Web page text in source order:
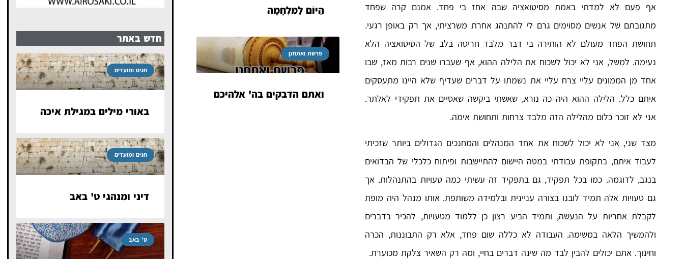
אף פעם לא למדתי באמת מסיטואציה שבה אחז בי פחד. אמנם קרה שפחד
מתגובתם של אנשים מסוימים גרם לי להתנהג אחרת משרציתי, אך רק באופן רגעי.
תחושת הפחד מעולם לא הותירה בי דבר מלבד חריטה בלב של הסיטואציה הלא
נעימה. למשל, אני לא יכול לשכוח את הלילה ההוא, אף שעברו שנים רבות מאז, שבו
אחד מן הממונים עליי צרח עליי את נשמתו על דברים שעדיף שלא היינו מתעסקים
איתם כלל. הלילה ההוא היה כה נורא, שאשתי ביקשה שאסיים את תפקידי לאלתר.
אני לא זוכר כלום מהלילה הזה מלבד צרחות ותחושת אימה.
מצד שני, אני לא יכול לשכוח את אחד המנהלים והמחנכים הגדולים ביותר שזכיתי
לעבוד איתם, בתקופת עבודתי במטה היישום להתיישבות ופיתוח כלכלי של הבדואים
בנגב, לדוגמה. כמו בכל תפקיד, גם בתפקיד זה עשיתי כמה טעויות בהתנהלות. אך
גם טעויות אלה תמיד לובנו בצורה עניינית ובלמידה משותפת. אותו מנהל היה מופת
לקבלת אחריות על הנעשה, ותמיד הביע רצון כן ללמוד מטעויות, להכיר בדברים
ולהמשיך הלאה במשימה. העבודה לא כללה שום פחד, אלא רק התבוננות, הכרה
וחינוך. אתם יכולים להבין לבד מה שינה דברים בחיי, ומה רק השאיר צלקת מכוערת.
הַיּוֹם לַמִּלְחָמָה
פרשת ואתחנן
ואתם הדבקים בה' אלהיכם
חדש באתר
חגים ומועדים
באורי מילים במגילת איכה
חגים ומועדים
דיני ומנהגי ט' באב
ט' באב